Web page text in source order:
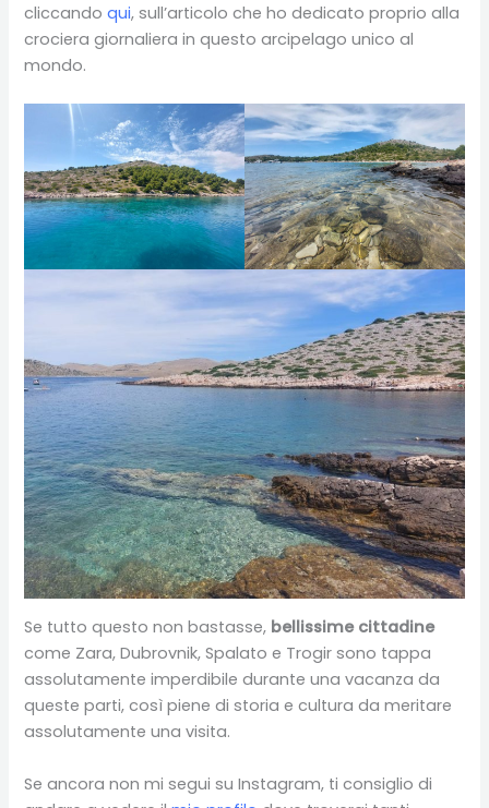
cliccandoqui, sull’articolo che ho dedicato proprio alla
crociera giornaliera in questo arcipelago unico al
mondo.
Se tutto questo non bastasse, bellissime cittadine
come Zara, Dubrovnik, Spalato e Trogir sono tappa
assolutamente imperdibile durante una vacanza da
queste parti, così piene di storia e cultura da meritare
assolutamente una visita.
Se ancora non mi segui su Instagram, ti consiglio di